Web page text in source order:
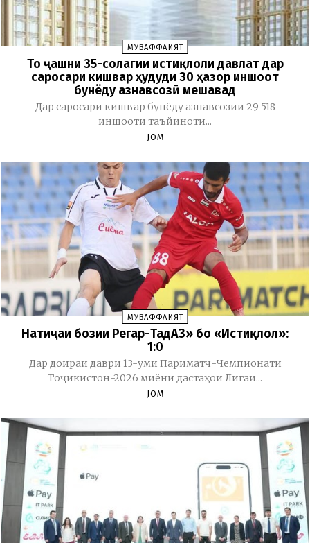
МУВАФФАҚИЯТ
То ҷашни 35-солагии истиқлоли давлат дар
саросари кишвар ҳудуди 30 ҳазор иншоот
бунёду азнавсозӣ мешавад
Дар саросари кишвар бунёду азнавсозии 29 518
иншооти таъйиноти...
JOM
МУВАФФАҚИЯТ
Натиҷаи бозии Регар-ТадАЗ» бо «Истиқлол»:
1:0
Дар доираи даври 13-уми Париматч-Чемпионати
Тоҷикистон-2026 миёни дастаҳои Лигаи...
JOM